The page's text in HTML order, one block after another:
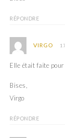
RÉPONDRE
VIRGO
Elle était faite
Bises,
Virgo
RÉPONDRE